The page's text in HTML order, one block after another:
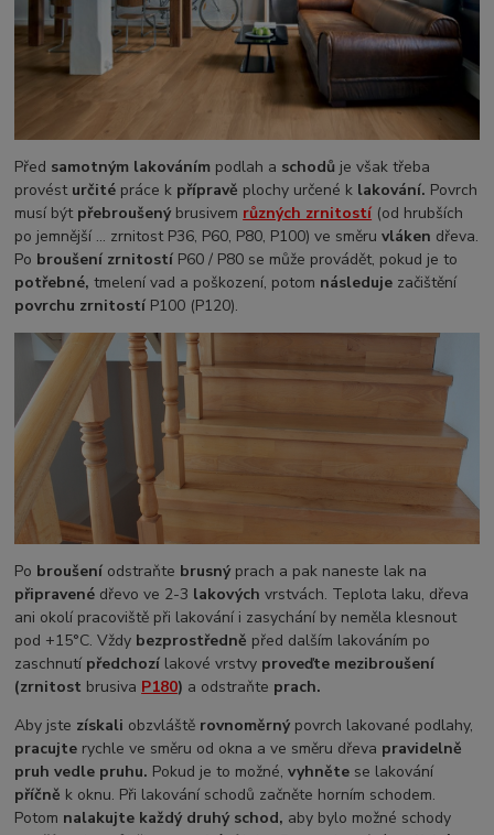
Před samotným lakováním podlah a schodů je však třeba
provést určité práce k přípravě plochy určené k lakování. Povrch
musí být přebroušenýbrusivem různých zrnitostí (od hrubších
po jemnější … zrnitost P36, P60, P80, P100) ve směruvláken dřeva.
Po broušení zrnitostí P60 / P80 se může provádět, pokud je to
potřebné, tmelení vad a poškození, potom následuje začištění
povrchu zrnitostí P100 (P120).
Po broušení odstraňte brusnýprach a pak naneste lak na
připravené dřevo ve 2-3 lakových vrstvách. Teplota laku, dřeva
ani okolí pracoviště při lakování i zasychání by neměla klesnout
pod +15°C. Vždy bezprostředně před dalším lakováním po
zaschnutí předchozí lakové vrstvy proveďte mezibroušení
(zrnitost brusiva P180) a odstraňte prach.
Aby jste získali obzvláště rovnoměrnýpovrch lakované podlahy,
pracujte rychle ve směru od okna a ve směru dřeva pravidelně
pruh vedle pruhu. Pokud je to možné,vyhněte se lakování
příčně k oknu. Při lakování schodů začněte horním schodem.
Potom nalakujte každý druhý schod, aby bylo možné schody